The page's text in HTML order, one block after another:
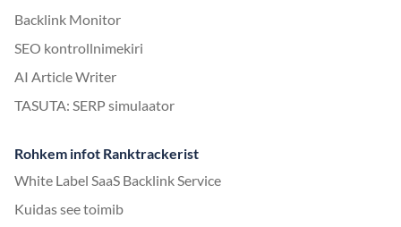
Backlink Monitor
SEO kontrollnimekiri
AI Article Writer
TASUTA: SERP simulaator
Rohkem infot Ranktrackerist
White Label SaaS Backlink Service
Kuidas see toimib